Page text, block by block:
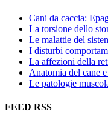
Cani da caccia:
La torsione dello
Le malattie del
I disturbi
La affezioni della
Anatomia del cane
Le patologie
FEED RSS